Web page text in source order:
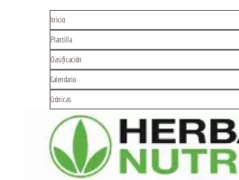
Inicio
Plantilla
Clasificación
Calendario
Crónicas